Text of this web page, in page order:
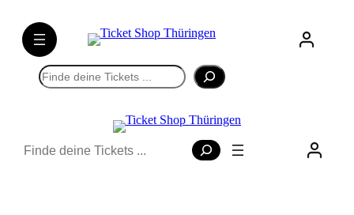
zum
Inhalt
wechselnSuchen
Suchen